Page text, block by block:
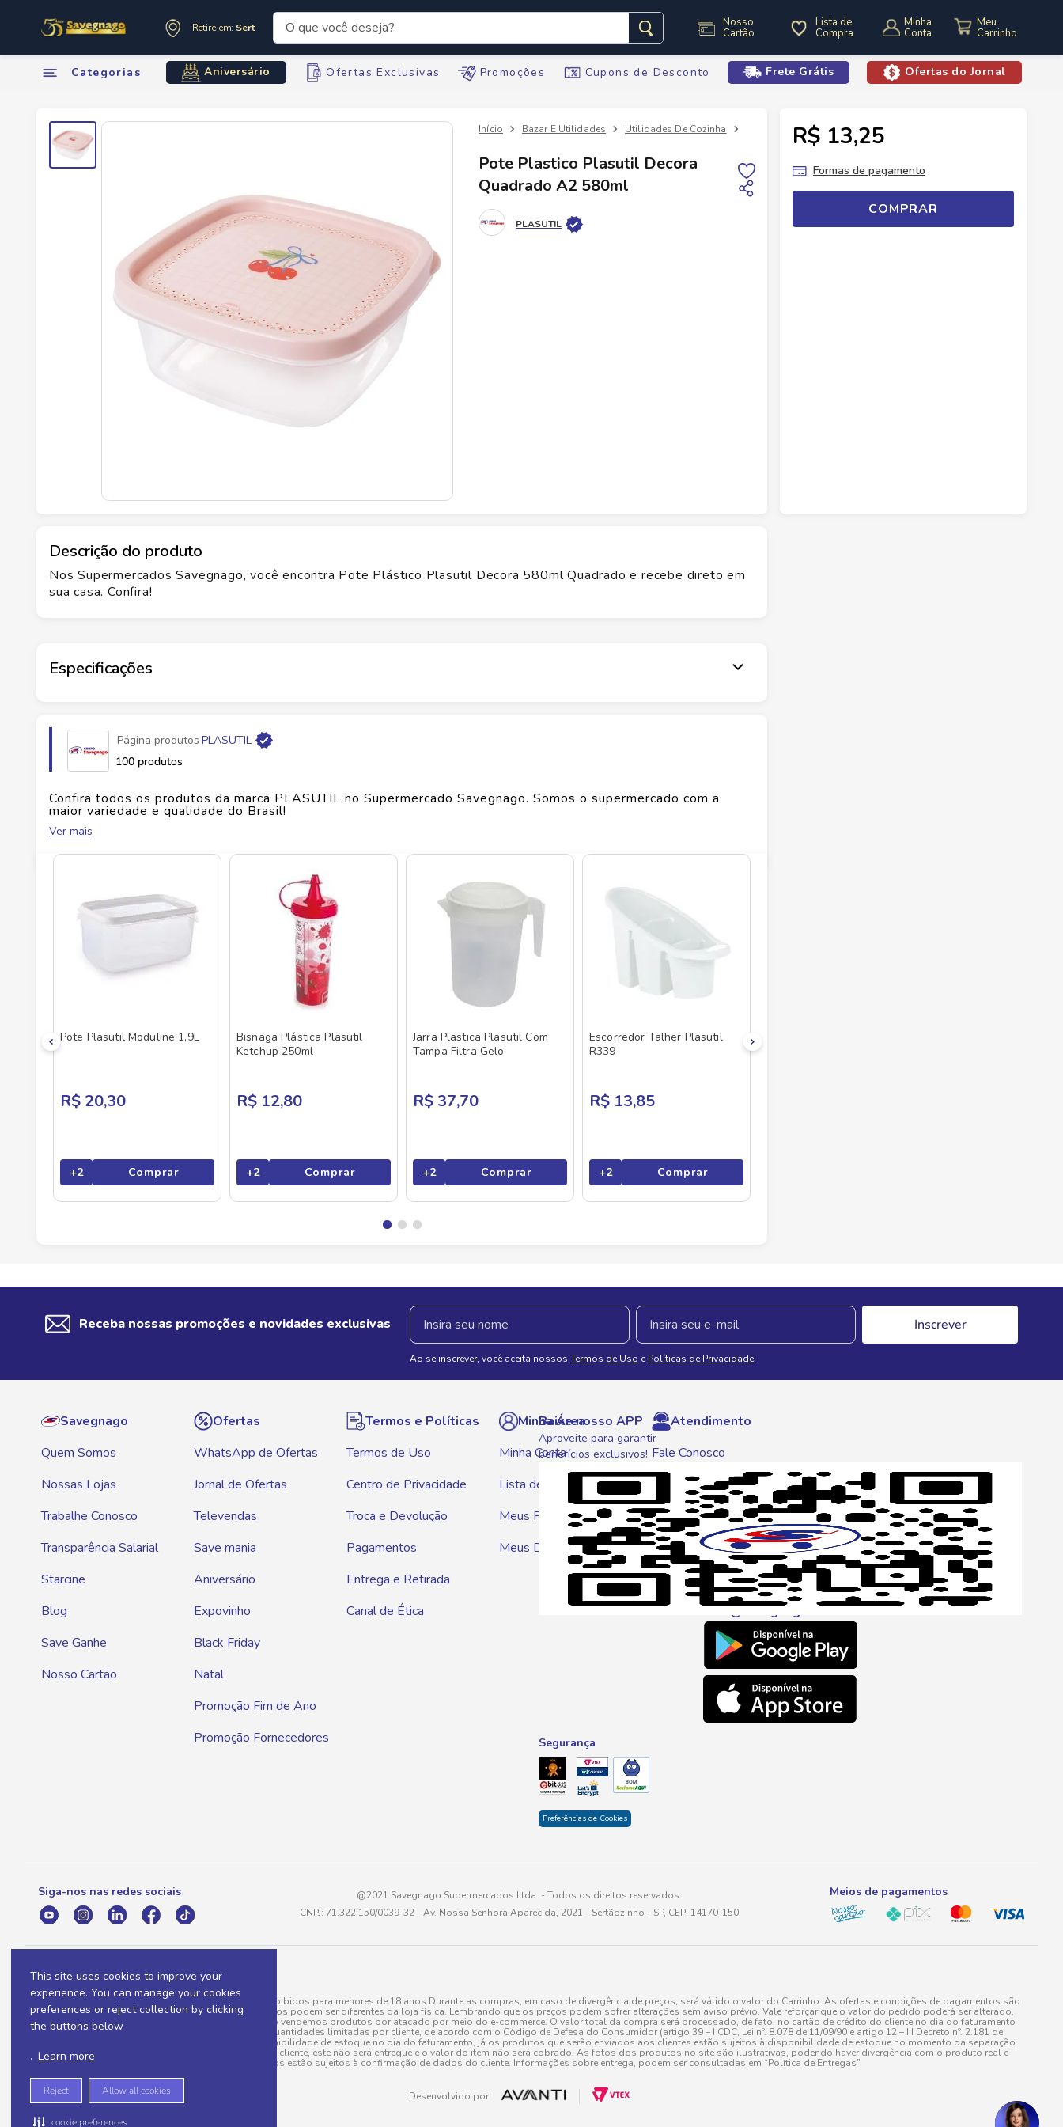
This site uses cookies to improve your
experience. You can manage your cookies
preferences or reject collection by clicking
the buttons below
. Learn more
Reject Allow all cookies
cookie preferences
Retire em: Sertãozinho
O que você deseja? Nosso
Cartão
Lista de
Compra
Minha
Conta
Categorias Aniversário Ofertas Exclusivas Promoções Cupons de Desconto Frete Grátis Ofertas do Jornal
Bazar E Utilidades Utilidades De Cozinha Utilidades Plásticas Pote Plastico Plasutil Decora Quadrado A2
Pote Plastico Plasutil Decora
Quadrado A2 580ml
PLASUTIL
Descrição do produto
Nos Supermercados Savegnago, você encontra Pote Plástico Plasutil Decora 580ml Quadrado e recebe direto em
sua casa. Confira!
Especificações
Fabricante PLASUTIL
EAN 7896042055718
Id do produto
Comprimento
Página produtos PLASUTIL
100 produtos
Confira todos os produtos da marca PLASUTIL no Supermercado Savegnago. Somos o supermercado com a
maior variedade e qualidade do Brasil!
No Savegnago, você encontra uma ampla seleção de produtos
Ver mais
Pote Plasutil Moduline 1,9L
R$ 20,30
+2 Comprar
Bisnaga Plástica Plasutil
Ketchup 250ml
R$ 12,80
+2 Comprar
Jarra Plastica Plasutil Com
Tampa Filtra Gelo
R$ 37,70
+2 Comprar
Escorredor Talher Plasutil
R339
R$ 13,85
+2 Comprar
R$ 13,25
Formas de pagamento
COMPRAR
Receba nossas promoções e novidades exclusivas Inscrever
Ao se inscrever, você aceita nossos Termos de Uso e Políticas de Privacidade
Savegnago
Quem Somos
Nossas Lojas
Trabalhe Conosco
Transparência Salarial
Starcine
Blog
Save Ganhe
Nosso Cartão
Ofertas
WhatsApp de Ofertas
Jornal de Ofertas
Televendas
Save mania
Aniversário
Expovinho
Black Friday
Natal
Promoção Fim de Ano
Promoção Fornecedores
Termos e Políticas
Termos de Uso
Centro de Privacidade
Troca e Devolução
Pagamentos
Entrega e Retirada
Canal de Ética
Minha Área
Minha Conta
Lista de Compras
Meus Pedidos
Meus Descontos
Atendimento
Fale Conosco
WhatsApp
Telefone
0800 016 6680
E-mail
atendimento@savegnago.com.br
Baixe nosso APP
Aproveite para garantir
benefícios exclusivos!
Segurança
Preferências de Cookies
Siga-nos nas redes sociais
@2021 Savegnago Supermercados Ltda. - Todos os direitos reservados.
CNPJ: 71.322.150/0039-32 - Av. Nossa Senhora Aparecida, 2021 - Sertãozinho - SP, CEP: 14170-150
Meios de pagamentos
A venda e o consumo de bebidas alcoólicas são proibidos para menores de 18 anos.Durante as compras, em caso de divergência de preços, será válido o valor do Carrinho. As ofertas e condições de pagamentos são
válidas para a loja eletrônica, sendo que seus preços podem ser diferentes da loja física. Lembrando que os preços podem sofrer alterações sem aviso prévio. Vale reforçar que o valor do pedido poderá ser alterado,
para menos, por conta de produtos variáveis; e não vendemos produtos por atacado por meio do e-commerce. O valor total da compra será processado, de fato, no cartão de crédito do cliente no dia do faturamento
do pedido. Produtos em promoção possuem quantidades limitadas por cliente, de acordo com o Código de Defesa do Consumidor (artigo 39 – I CDC, Lei nº. 8.078 de 11/09/90 e artigo 12 – III Decreto nº. 2.181 de
20/03/97). A venda está diretamente ligada à disponibilidade de estoque no dia do faturamento, já os produtos que serão enviados aos clientes estão sujeitos à disponibilidade de estoque no momento da separação.
Caso algum produto venha a faltar no pedido do cliente, este não será entregue e o valor do item não será cobrado. As fotos dos produtos no site são ilustrativas, podendo haver divergência com o produto real e
todos os pedidos estão sujeitos à confirmação de dados do cliente. Informações sobre entrega, podem ser consultadas em “Política de Entregas”
Desenvolvido por
Termos mais buscados
leite
3º
cerveja
oleo
leite integral
9º
aniversario